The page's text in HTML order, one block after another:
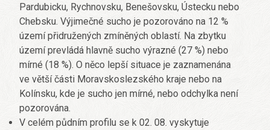
Pardubicku, Rychnovsku, Benešovsku, Ústecku nebo
Chebsku. Výjimečné sucho je pozorováno na 12 %
území přidružených zmíněných oblastí. Na zbytku
území prevládá hlavně sucho výrazné (27 %) nebo
mírné (18 %). O něco lepší situace je zaznamenána
ve větší části Moravskoslezského kraje nebo na
Kolínsku, kde je sucho jen mírné, nebo odchylka není
pozorována.
V celém půdním profilu se k 02. 08. vyskytuje